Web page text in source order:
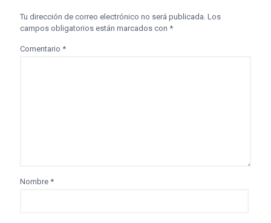
Tu dirección de correo electrónico no será publicada. Los
campos obligatorios están marcados con *
Comentario *
Nombre *